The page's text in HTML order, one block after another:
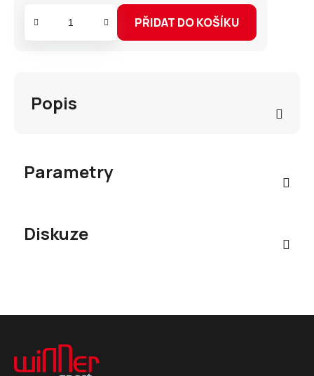
PŘIDAT DO KOŠÍKU
Popis
Parametry
Diskuze